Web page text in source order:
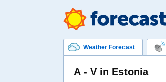
Weather Forecast
A - V in Estonia